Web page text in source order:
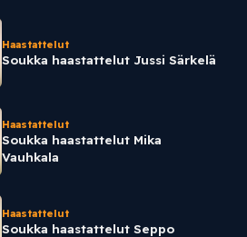
Haastattelut
Soukka haastattelut Jussi Särkelä
Haastattelut
Soukka haastattelut Mika
Vauhkala
Haastattelut
Soukka haastattelut Seppo